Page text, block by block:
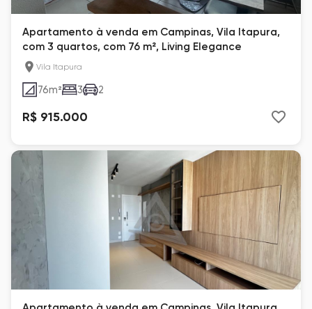
Apartamento à venda em Campinas, Vila Itapura,
com 3 quartos, com 76 m², Living Elegance
Vila Itapura
76m² 3 2
R$ 915.000